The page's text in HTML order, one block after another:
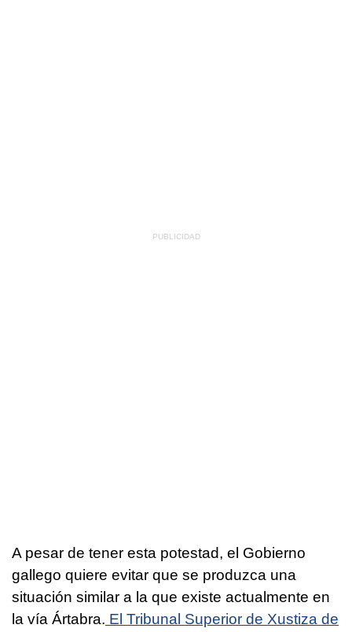
A pesar de tener esta potestad, el Gobierno
gallego quiere evitar que se produzca una
situación similar a la que existe actualmente en
la vía Ártabra. El Tribunal Superior de Xustiza de